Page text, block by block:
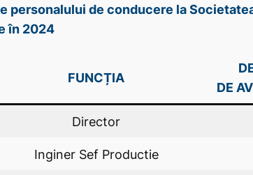
personalului de conducere la
în 2024
FUNCȚIA
DE
Director
Inginer Sef Productie